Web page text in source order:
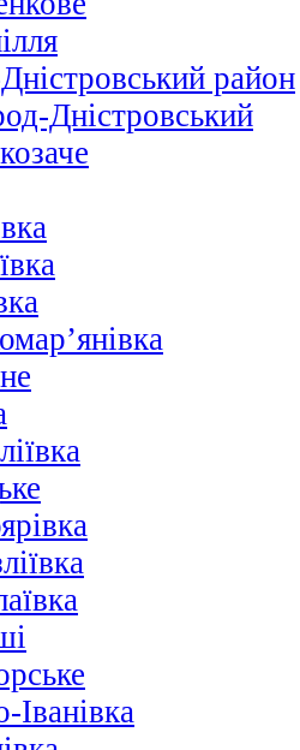
район
Дністровський
Іванівка